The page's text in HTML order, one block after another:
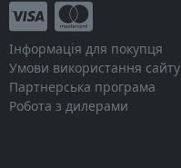
Інформація для покупця
Умови використання сайту
Партнерська програма
Робота з дилерами